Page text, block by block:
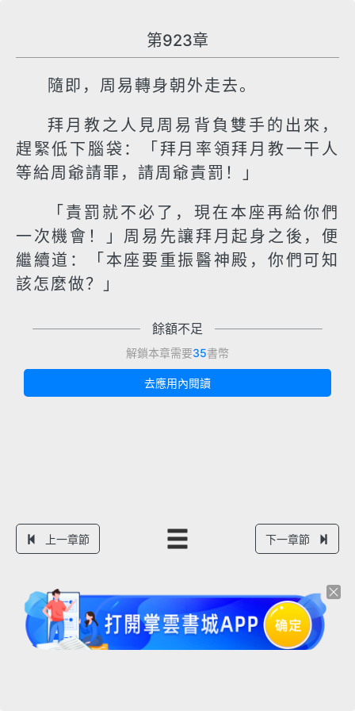
第923章
隨即，周易轉身朝外走去。
拜月教之人見周易背負雙手的出來，
趕緊低下腦袋：「拜月率領拜月教一干人
等給周爺請罪，請周爺責罰！」
「責罰就不必了，現在本座再給你們
一次機會！」周易先讓拜月起身之後，便
繼續道：「本座要重振醫神殿，你們可知
該怎麼做？」
餘額不足
解鎖本章需要35書幣
去應用內閱讀
上一章節 下一章節